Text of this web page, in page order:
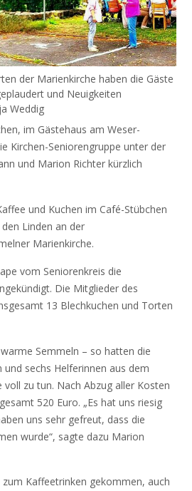
der Marienkirche haben die Gäste
und Neuigkeiten
Weddig
im Gästehaus am Weser-
Kirchen-Seniorengruppe unter der
und Marion Richter kürzlich
und Kuchen im Café-Stübchen
Linden an der
Marienkirche.
vom Seniorenkreis die
Die Mitglieder des
13 Blechkuchen und Torten
Semmeln – so hatten die
sechs Helferinnen aus dem
voll zu tun. Nach Abzug aller Kosten
520 Euro. „Es hat uns riesig
uns sehr gefreut, dass die
wurde“, sagte dazu Marion
Kaffeetrinken gekommen, auch